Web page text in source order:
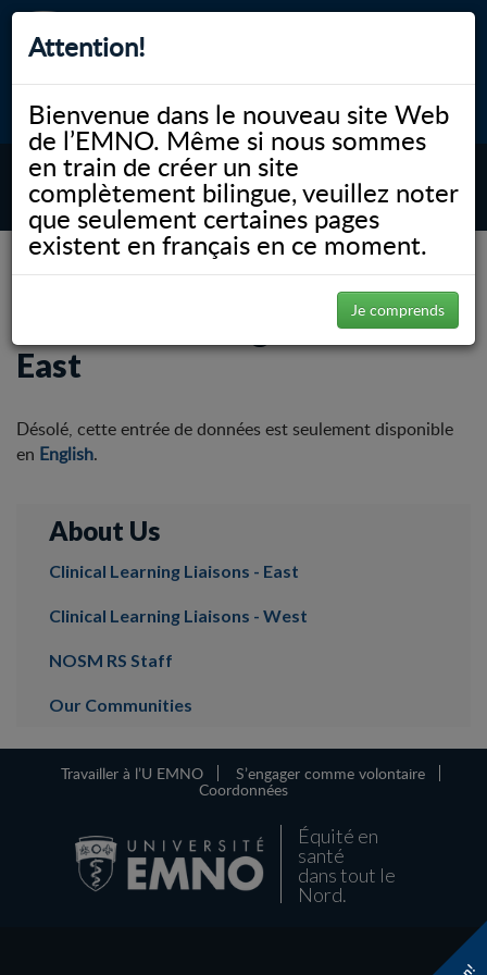
Attention!
Bienvenue dans le nouveau site Web
de l’EMNO. Même si nous sommes
en train de créer un site
complètement bilingue, veuillez noter
que seulement certaines pages
existent en français en ce moment.
Je comprends
myNOSM Accessibilité A- A+ English
MENU
NOSM.ca Éducation Études en réadaptation
About Us
Clinical Learning Liaisons –
East
Désolé, cette entrée de données est seulement disponible
en English.
About Us
Clinical Learning Liaisons - East
Clinical Learning Liaisons - West
NOSM RS Staff
Our Communities
Travailler à l’U EMNO S’engager comme volontaire
Coordonnées
Équité en
santé
dans tout le
Nord.